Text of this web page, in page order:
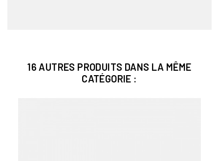
16 AUTRES PRODUITS DANS LA MÊME
CATÉGORIE :